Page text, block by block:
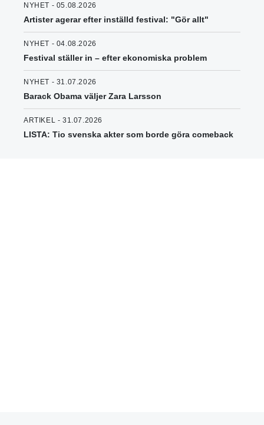
NYHET - 05.08.2026
Artister agerar efter inställd festival: "Gör allt"
NYHET - 04.08.2026
Festival ställer in – efter ekonomiska problem
NYHET - 31.07.2026
Barack Obama väljer Zara Larsson
ARTIKEL - 31.07.2026
LISTA: Tio svenska akter som borde göra comeback